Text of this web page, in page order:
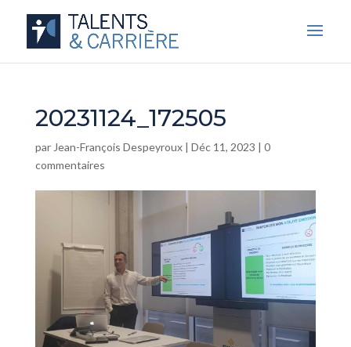
20231124_172505
par Jean-François Despeyroux| Déc 11, 2023 | 0
commentaires